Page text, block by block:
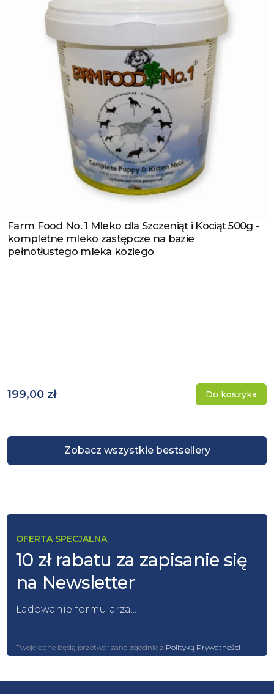
Zobacz wszystkie bestsellery
Zobacz produkt
Farm Food No. 1 Mleko dla Szczeniąt i Kociąt 500g -
kompletne mleko zastępcze na bazie
pełnotłustego mleka koziego
199,00 zł Do koszyka
OFERTA SPECJALNA
10 zł rabatu za zapisanie się
na Newsletter
Ładowanie formularza...
Twoje dane będą przetwarzane zgodnie z Polityką Prywatności